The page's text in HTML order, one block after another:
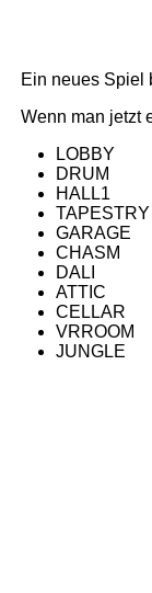
Ein neues Spiel
Wenn man jetzt
LOBBY
DRUM
HALL1
TAPESTRY
GARAGE
CHASM
DALI
ATTIC
CELLAR
VRROOM
JUNGLE